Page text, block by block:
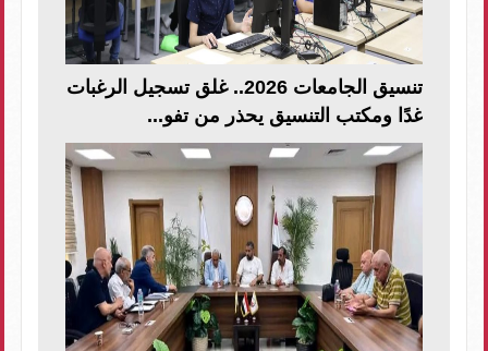
تنسيق الجامعات 2026.. غلق تسجيل الرغبات
غدًا ومكتب التنسيق يحذر من تفو...